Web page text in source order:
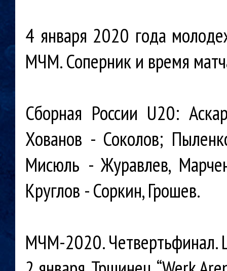
4 января 2020 года
МЧМ. Соперник и время
Сборная России U20:
Хованов - Соколов;
Мисюль - Журавлев,
Круглов - Соркин, Грошев.
МЧМ-2020. Четвертьфинал.